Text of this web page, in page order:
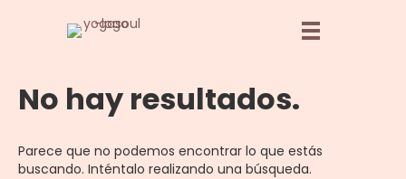
No hay resultados.
Parece que no podemos encontrar lo que estás
buscando. Inténtalo realizando una búsqueda.